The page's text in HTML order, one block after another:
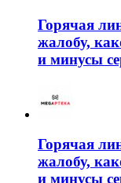
Горячая
жалобу,
и минусы
Горячая
жалобу,
и минусы